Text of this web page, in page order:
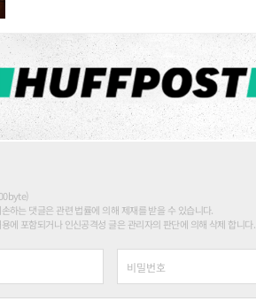
하는 댓글은 관련 법률에 의해 제재를 받을 수 있습니다.
에 포함되거나 인신공격성 글은 관리자의 판단에 의해 삭제 합니다.